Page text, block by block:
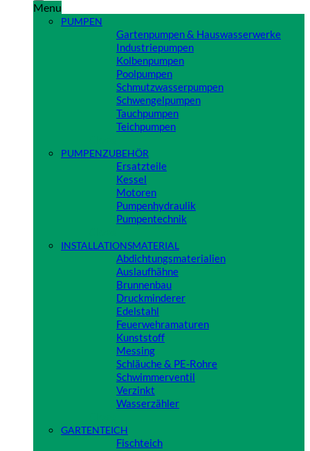
Menu
PUMPEN
Gartenpumpen & Hauswasserwerke
Industriepumpen
Kolbenpumpen
Poolpumpen
Schmutzwasserpumpen
Schwengelpumpen
Tauchpumpen
Teichpumpen
PUMPENZUBEHÖR
Ersatzteile
Kessel
Motoren
Pumpenhydraulik
Pumpentechnik
INSTALLATIONSMATERIAL
Abdichtungsmaterialien
Auslaufhähne
Brunnenbau
Druckminderer
Edelstahl
Feuerwehramaturen
Kunststoff
Messing
Schläuche & PE-Rohre
Schwimmerventil
Verzinkt
Wasserzähler
GARTENTEICH
Fischteich